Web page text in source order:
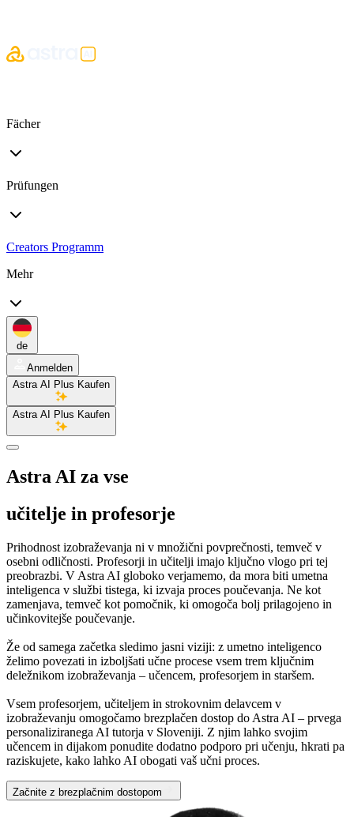
Fächer
Prüfungen
Creators Programm
Mehr
de
Anmelden
Astra AI Plus Kaufen
Astra AI Plus Kaufen
Astra AI za vse
učitelje in profesorje
Prihodnost izobraževanja ni v množični povprečnosti, temveč v
osebni odličnosti. Profesorji in učitelji imajo ključno vlogo pri tej
preobrazbi. V Astra AI globoko verjamemo, da mora biti umetna
inteligenca v službi tistega, ki izvaja proces poučevanja. Ne kot
zamenjava, temveč kot pomočnik, ki omogoča bolj prilagojeno in
učinkovitejše poučevanje.
Že od samega začetka sledimo jasni viziji: z umetno inteligenco
želimo povezati in izboljšati učne procese vsem trem ključnim
deležnikom izobraževanja – učencem, profesorjem in staršem.
Vsem profesorjem, učiteljem in strokovnim delavcem v
izobraževanju omogočamo brezplačen dostop do Astra AI – prvega
personaliziranega AI tutorja v Sloveniji. Z njim lahko svojim
učencem in dijakom ponudite dodatno podporo pri učenju, hkrati pa
raziskujete, kako lahko AI obogati vaš učni proces.
Začnite z brezplačnim dostopom